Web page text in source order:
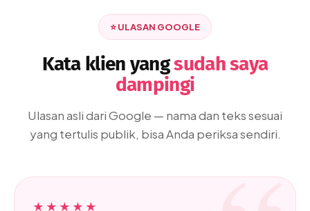
⭐ ULASAN GOOGLE
Kata klien yangsudah saya
dampingi
Ulasan asli dari Google — nama dan teks sesuai
yang tertulis publik, bisa Anda periksa sendiri.
★★★★★